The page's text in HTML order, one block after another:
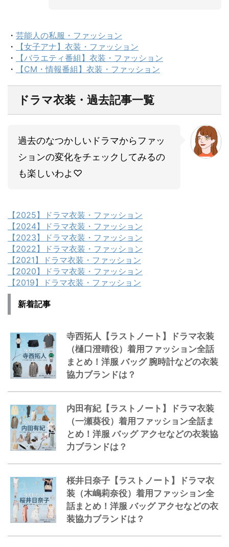
・ 芸能人の私服・ファッション
・
【女子アナ】衣装・ファッション
・
【バラエティ番組】衣装・ファッション
・
【CM・情報番組】衣装・ファッション
ドラマ衣装・過去記事一覧
過去のなつかしいドラマからファッ
ションの変化をチェックしてみるの
も楽しいわよ♡
【2025】ドラマ衣装・ファッション
【2024】ドラマ衣装・ファッション
【2023】ドラマ衣装・ファッション
【2022】ドラマ衣装・ファッション
【2021】ドラマ衣装・ファッション
【2020】ドラマ衣装・ファッション
【2019】ドラマ衣装・ファッション
新着記事
寺西拓人【ラストノート】ドラマ衣装
（樋口澄晴役）着用ファッション全話
まとめ！洋服 バッグ 腕時計などの衣装
協力ブランドは？
内田有紀【ラストノート】ドラマ衣装
（一瀬葵役）着用ファッション全話ま
とめ！洋服 バッグ アクセなどの衣装協
力ブランドは？
桜井日奈子【ラストノート】ドラマ衣
装（木嶋莉奈役）着用ファッション全
話まとめ！洋服 バッグ アクセなどの衣
装協力ブランドは？